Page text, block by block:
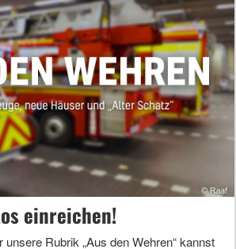
einreichen!
Rubrik „Aus den Wehren“ kannst